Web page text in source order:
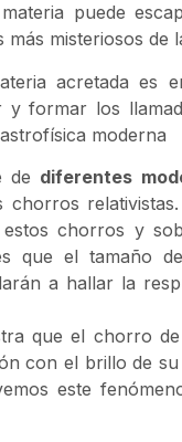
puede
más misteriosos de
acretada es
formar los
moderna
de diferentes
chorros y
que el tamaño
a hallar la
que el chorro
con el brillo de
este